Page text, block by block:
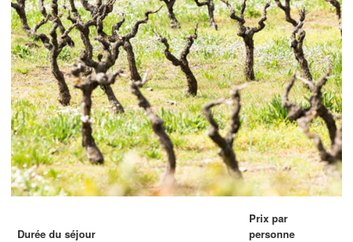
Durée du séjour
Prix par
personne